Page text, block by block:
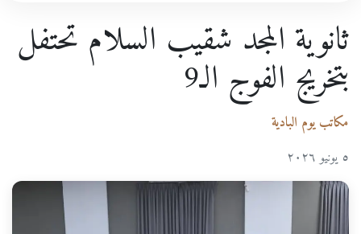
ثانوية المجد شقيب السلام تحتفل
بتخريج الفوج الـ9
مكاتب يوم البادية
٥ يونيو ٢٠٢٦